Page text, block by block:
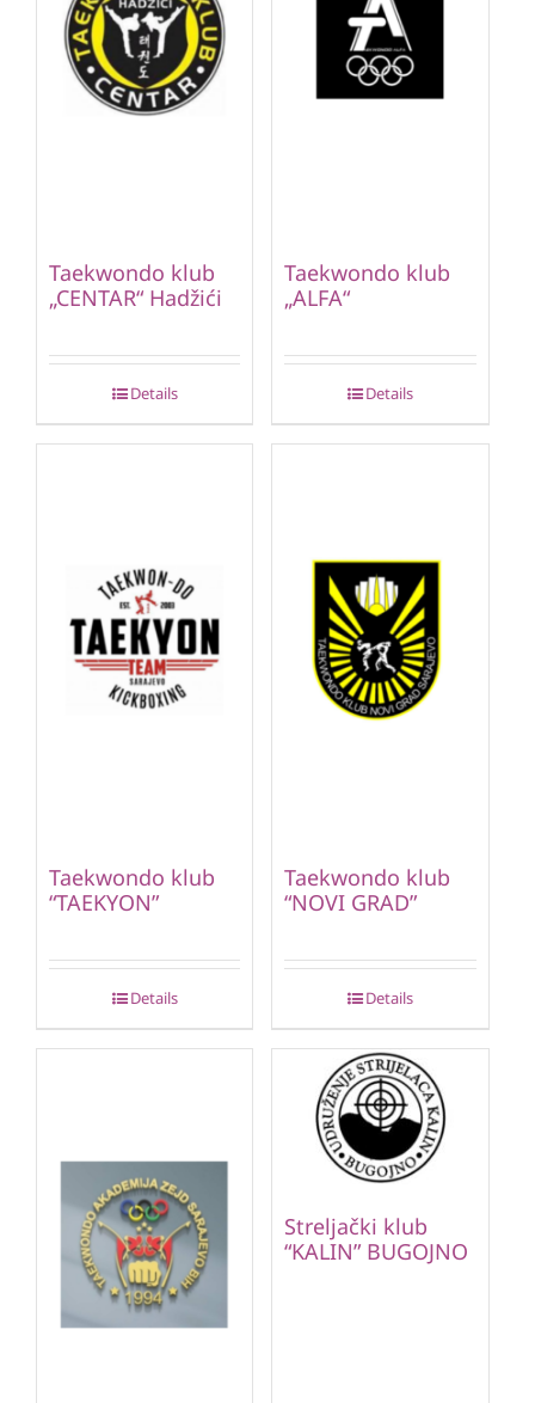
Taekwondo klub
„CENTAR“ Hadžići
Details
Taekwondo klub
„ALFA“
Details
Taekwondo klub
“TAEKYON”
Details
Taekwondo klub
“NOVI GRAD”
Details
Streljački klub
“KALIN” BUGOJNO